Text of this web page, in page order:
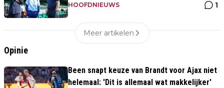
HOOFDNIEUWS 1
Meer artikelen
Opinie
Been snapt keuze van Brandt voor Ajax niet
helemaal: 'Dit is allemaal wat makkelijker'